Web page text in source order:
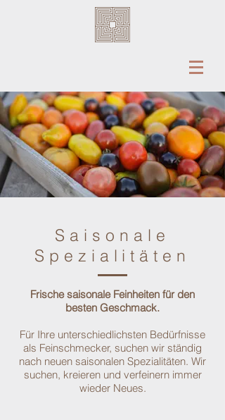
Saisonale
Spezialitäten
Frische saisonale Feinheiten für den
besten Geschmack.
Für Ihre unterschiedlichsten Bedürfnisse
als Feinschmecker, suchen wir ständig
nach neuen saisonalen Spezialitäten. Wir
suchen, kreieren und verfeinern immer
wieder Neues.